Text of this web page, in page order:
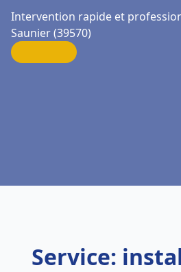
Intervention rapide et
Saunier (39570)
Service: